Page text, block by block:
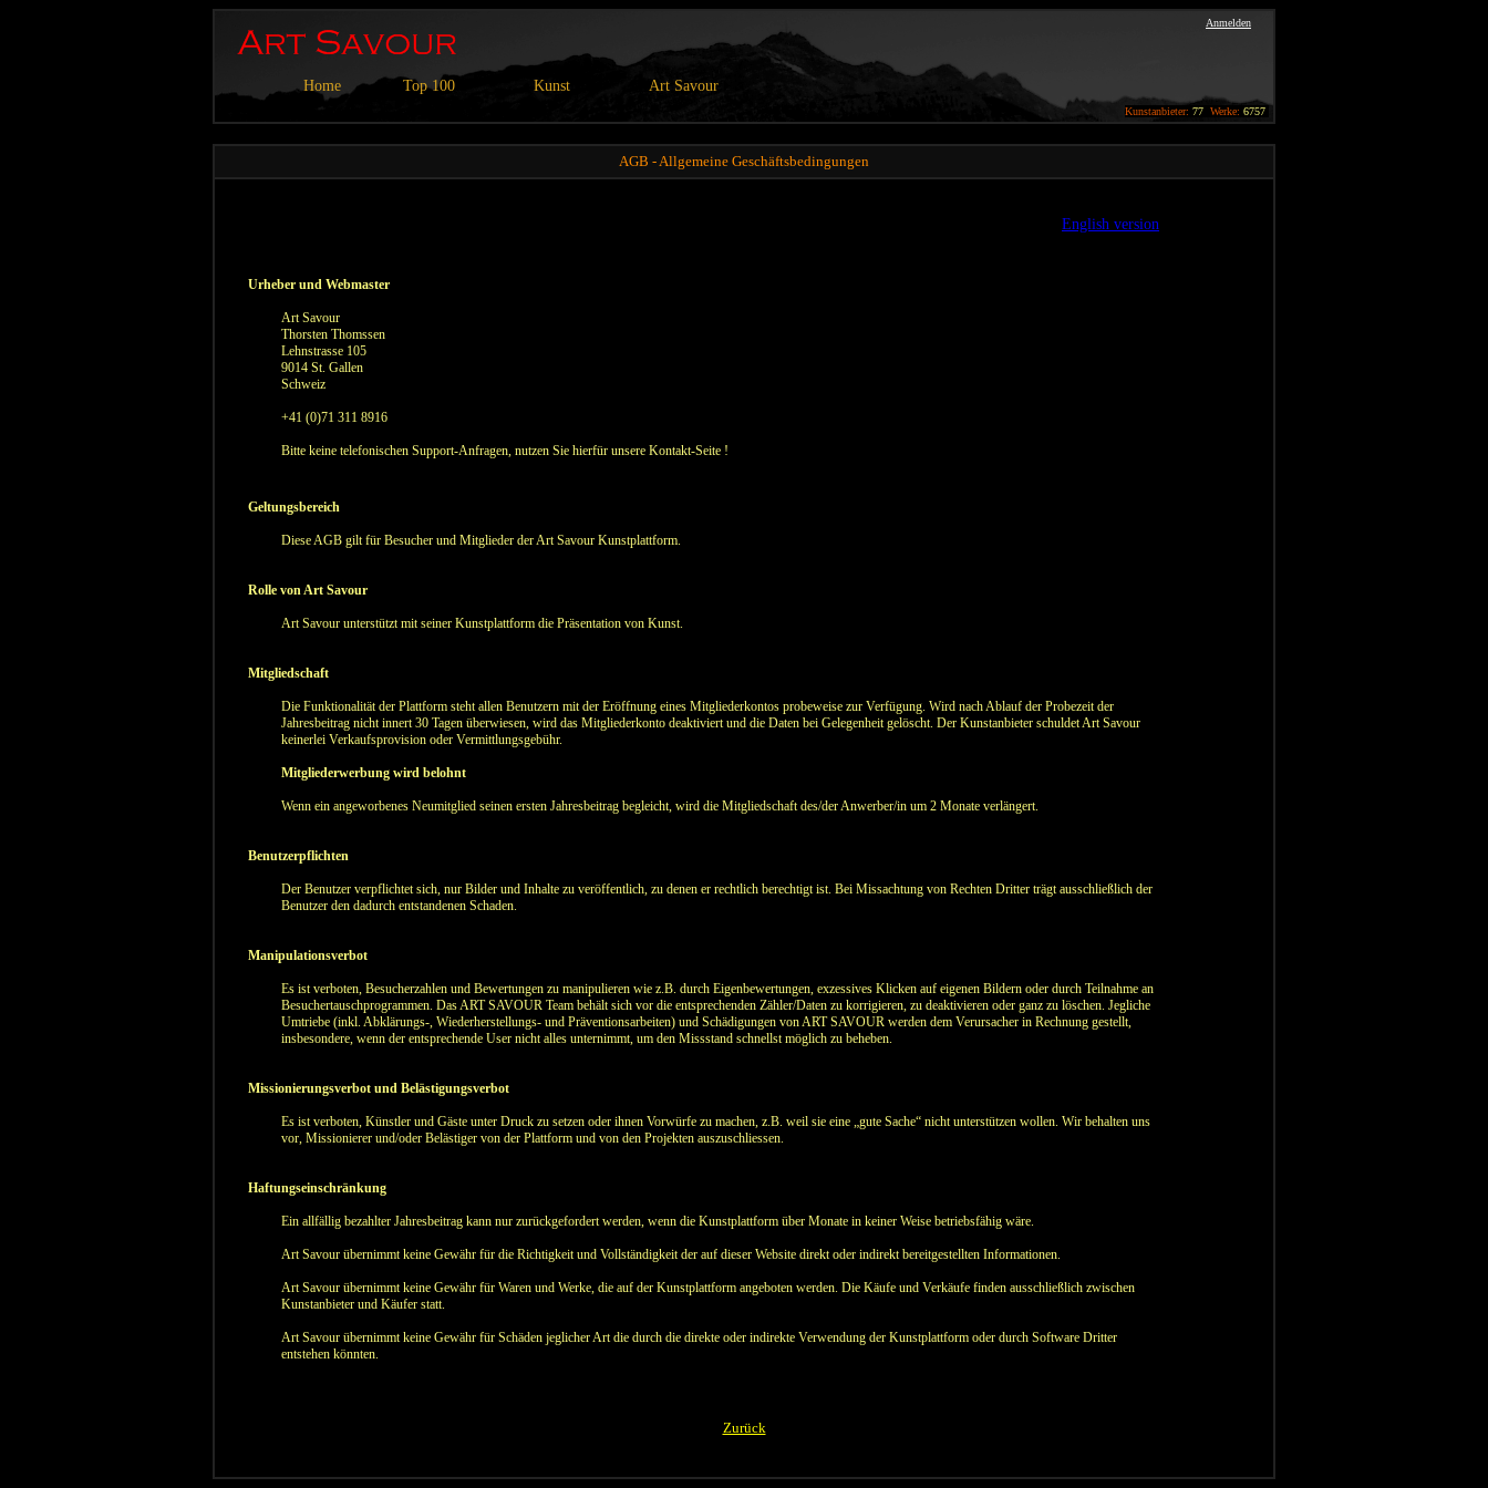
Home Top 100 Kunst Art Savour
Anmelden
Kunstanbieter: 77 Werke: 6757
AGB - Allgemeine Geschäftsbedingungen
English version
Urheber und Webmaster
Art Savour
Thorsten Thomssen
Lehnstrasse 105
9014 St. Gallen
Schweiz
+41 (0)71 311 8916
Bitte keine telefonischen Support-Anfragen, nutzen Sie hierfür unsere Kontakt-Seite !
Geltungsbereich
Diese AGB gilt für Besucher und Mitglieder der Art Savour Kunstplattform.
Rolle von Art Savour
Art Savour unterstützt mit seiner Kunstplattform die Präsentation von Kunst.
Mitgliedschaft
Die Funktionalität der Plattform steht allen Benutzern mit der Eröffnung eines Mitgliederkontos probeweise zur Verfügung. Wird nach Ablauf der Probezeit der
Jahresbeitrag nicht innert 30 Tagen überwiesen, wird das Mitgliederkonto deaktiviert und die Daten bei Gelegenheit gelöscht. Der Kunstanbieter schuldet Art Savour
keinerlei Verkaufsprovision oder Vermittlungsgebühr.
Mitgliederwerbung wird belohnt
Wenn ein angeworbenes Neumitglied seinen ersten Jahresbeitrag begleicht, wird die Mitgliedschaft des/der Anwerber/in um 2 Monate verlängert.
Benutzerpflichten
Der Benutzer verpflichtet sich, nur Bilder und Inhalte zu veröffentlich, zu denen er rechtlich berechtigt ist. Bei Missachtung von Rechten Dritter trägt ausschließlich der
Benutzer den dadurch entstandenen Schaden.
Manipulationsverbot
Es ist verboten, Besucherzahlen und Bewertungen zu manipulieren wie z.B. durch Eigenbewertungen, exzessives Klicken auf eigenen Bildern oder durch Teilnahme an
Besuchertauschprogrammen. Das ART SAVOUR Team behält sich vor die entsprechenden Zähler/Daten zu korrigieren, zu deaktivieren oder ganz zu löschen. Jegliche
Umtriebe (inkl. Abklärungs-, Wiederherstellungs- und Präventionsarbeiten) und Schädigungen von ART SAVOUR werden dem Verursacher in Rechnung gestellt,
insbesondere, wenn der entsprechende User nicht alles unternimmt, um den Missstand schnellst möglich zu beheben.
Missionierungsverbot und Belästigungsverbot
Es ist verboten, Künstler und Gäste unter Druck zu setzen oder ihnen Vorwürfe zu machen, z.B. weil sie eine „gute Sache“ nicht unterstützen wollen. Wir behalten uns
vor, Missionierer und/oder Belästiger von der Plattform und von den Projekten auszuschliessen.
Haftungseinschränkung
Ein allfällig bezahlter Jahresbeitrag kann nur zurückgefordert werden, wenn die Kunstplattform über Monate in keiner Weise betriebsfähig wäre.
Art Savour übernimmt keine Gewähr für die Richtigkeit und Vollständigkeit der auf dieser Website direkt oder indirekt bereitgestellten Informationen.
Art Savour übernimmt keine Gewähr für Waren und Werke, die auf der Kunstplattform angeboten werden. Die Käufe und Verkäufe finden ausschließlich zwischen
Kunstanbieter und Käufer statt.
Art Savour übernimmt keine Gewähr für Schäden jeglicher Art die durch die direkte oder indirekte Verwendung der Kunstplattform oder durch Software Dritter
entstehen könnten.
Zurück